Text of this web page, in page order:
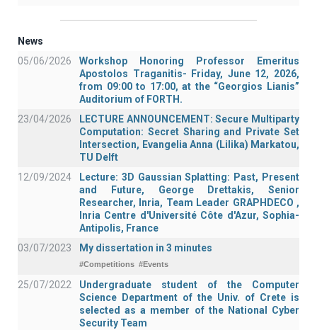
News
05/06/2026
Workshop Honoring Professor Emeritus
Apostolos Traganitis- Friday, June 12, 2026,
from 09:00 to 17:00, at the “Georgios Lianis”
Auditorium of FORTH.
23/04/2026
LECTURE ANNOUNCEMENT: Secure Multiparty
Computation: Secret Sharing and Private Set
Intersection, Evangelia Anna (Lilika) Markatou,
TU Delft
12/09/2024
Lecture: 3D Gaussian Splatting: Past, Present
and Future, George Drettakis, Senior
Researcher, Inria, Team Leader GRAPHDECO ,
Inria Centre d'Université Côte d'Azur, Sophia-
Antipolis, France
03/07/2023
My dissertation in 3 minutes
#Competitions #Events
25/07/2022
Undergraduate student of the Computer
Science Department of the Univ. of Crete is
selected as a member of the National Cyber
Security Team